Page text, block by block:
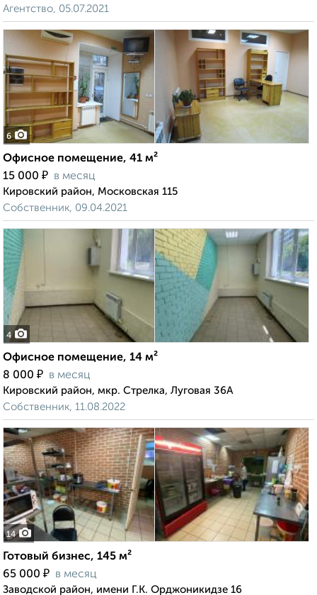
Агентство, 05.07.2021
6
Офисное помещение, 41 м²
15 000 ₽ в месяц
Кировский район, Московская 115
Собственник, 09.04.2021
4
Офисное помещение, 14 м²
8 000 ₽ в месяц
Кировский район, мкр. Стрелка, Луговая 36А
Собственник, 11.08.2022
14
Готовый бизнес, 145 м²
65 000 ₽ в месяц
Заводской район, имени Г.К. Орджоникидзе 16